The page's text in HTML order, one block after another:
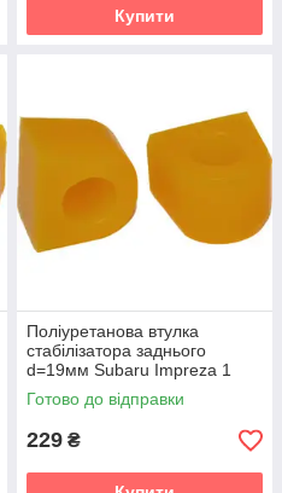
Купити
Поліуретанова втулка
стабілізатора заднього
d=19мм Subaru Impreza 1
gen. (GC) Купе (1995-2000)
v19
Готово до відправки
229 ₴